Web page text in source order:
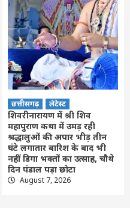
छत्तीसगढ़ लेटेस्ट
शिवरीनारायण में श्री शिव
महापुराण कथा में उमड़ रही
श्रद्धालुओं की अपार भीड़ तीन
घंटे लगातार बारिश के बाद भी
नहीं डिगा भक्तों का उत्साह, चौथे
दिन पंडाल पड़ा छोटा
August 7, 2026